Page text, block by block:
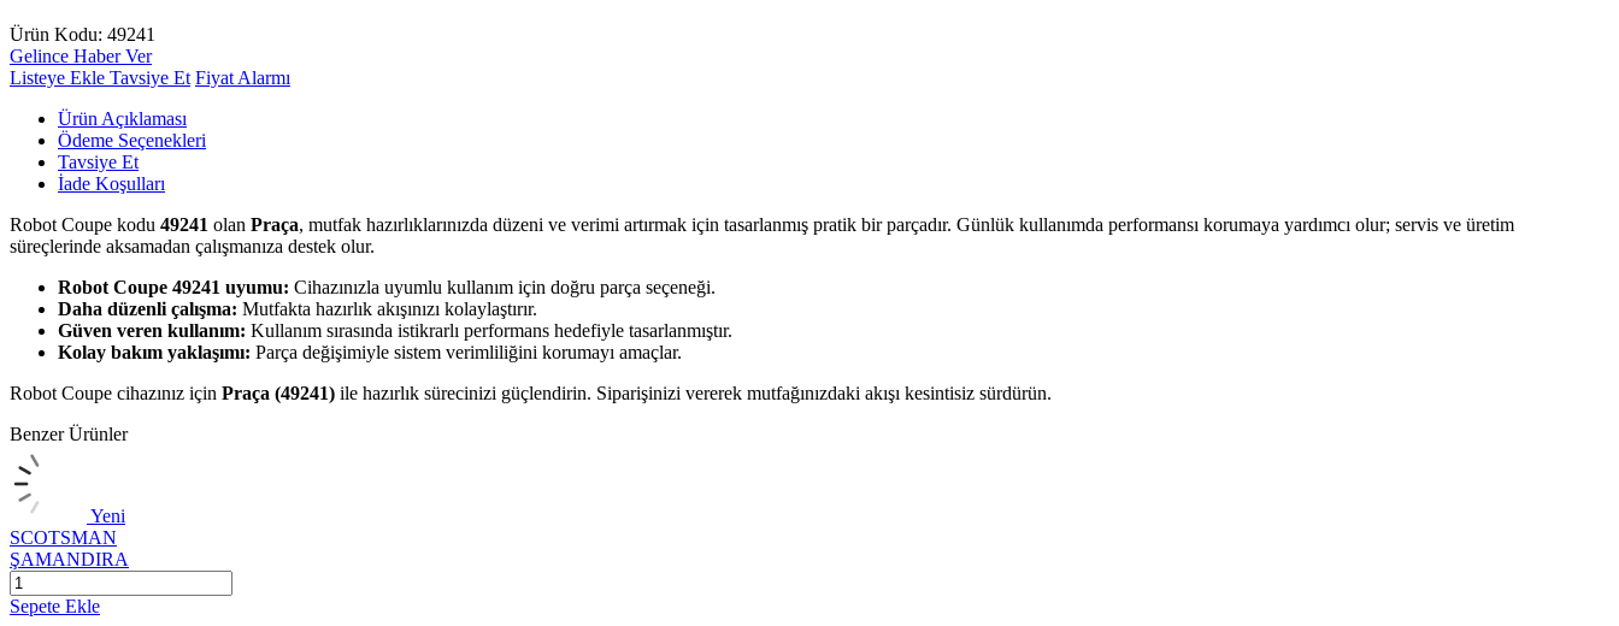
Ürün Kodu: 49241
Gelince Haber Ver
Listeye Ekle Tavsiye Et Fiyat Alarmı
Ürün Açıklaması
Ödeme Seçenekleri
Tavsiye Et
İade Koşulları
Robot Coupe kodu 49241 olan Praça, mutfak hazırlıklarınızda düzeni ve verimi artırmak için tasarlanmış pratik bir parçadır. Günlük kullanımda performansı korumaya yardımcı olur; servis ve üretim
süreçlerinde aksamadan çalışmanıza destek olur.
Robot Coupe 49241 uyumu: Cihazınızla uyumlu kullanım için doğru parça seçeneği.
Daha düzenli çalışma: Mutfakta hazırlık akışınızı kolaylaştırır.
Güven veren kullanım: Kullanım sırasında istikrarlı performans hedefiyle tasarlanmıştır.
Kolay bakım yaklaşımı: Parça değişimiyle sistem verimliliğini korumayı amaçlar.
Robot Coupe cihazınız için Praça (49241) ile hazırlık sürecinizi güçlendirin. Siparişinizi vererek mutfağınızdaki akışı kesintisiz sürdürün.
Benzer Ürünler
Yeni
SCOTSMAN
ŞAMANDIRA
Sepete Ekle